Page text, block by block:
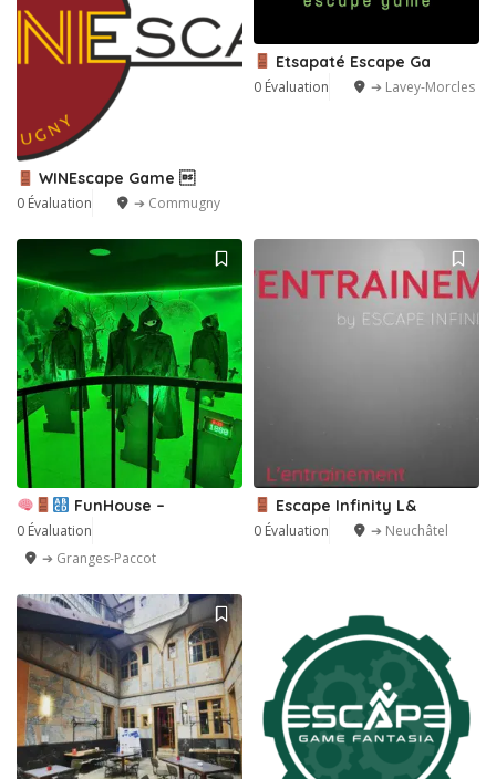
WINEscape Game 
0 Évaluation ➔ Commugny
Etsapaté Escape Ga
0 Évaluation ➔ Lavey-Morcles
FunHouse –
0 Évaluation
➔ Granges-Paccot
Escape Infinity L&
0 Évaluation ➔ Neuchâtel